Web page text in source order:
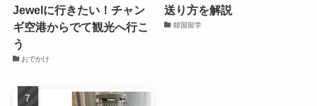
Jewelに行きたい！チャン
ギ空港からでて観光へ行こ
う
おでかけ
送り方を解説
韓国留学